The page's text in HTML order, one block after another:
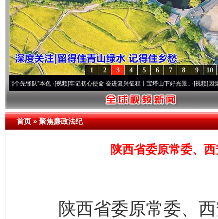
10
9
8
7
6
5
4
3
2
1
队”本色·[视频]牢记初心使命 奋进复兴征程丨宝塔山下好光景..·[视频]因党而生 为
首页»聚焦廉政法纪
陕西省委原常委、
陕西省委原常委、西